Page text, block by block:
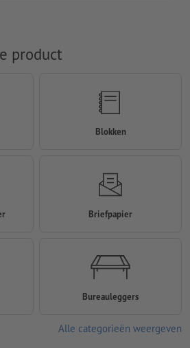
product
Blokken
Briefpapier
Bureauleggers
Alle categorieën weergeven